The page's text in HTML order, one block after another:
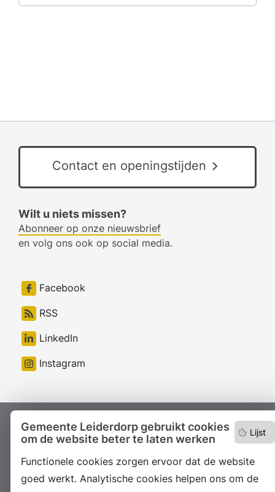
Lijst
Gemeente Leiderdorp gebruikt cookies
om de website beter te laten werken
Functionele cookies zorgen ervoor dat de website
goed werkt. Analytische cookies helpen ons om de
Contact en openingstijden
Wilt u niets missen?
Abonneer op onze nieuwsbrief
en volg ons ook op social media.
Facebook
RSS
LinkedIn
Instagram
Proclaimer Colofon
Toegankelijkheid
Suggesties
Archief Vacatures